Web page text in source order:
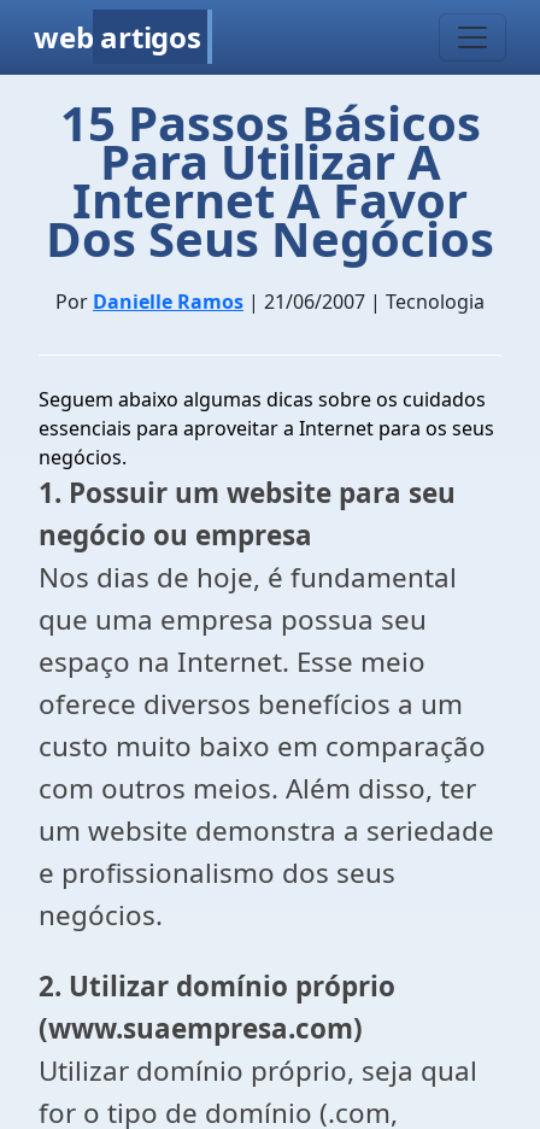
web artigos
15 Passos Básicos
Para Utilizar A
Internet A Favor
Dos Seus Negócios
Por Danielle Ramos | 21/06/2007 | Tecnologia
Seguem abaixo algumas dicas sobre os cuidados
essenciais para aproveitar a Internet para os seus
negócios.
1. Possuir um website para seu
negócio ou empresa
Nos dias de hoje, é fundamental
que uma empresa possua seu
espaço na Internet. Esse meio
oferece diversos benefícios a um
custo muito baixo em comparação
com outros meios. Além disso, ter
um website demonstra a seriedade
e profissionalismo dos seus
negócios.
2. Utilizar domínio próprio
(www.suaempresa.com)
Utilizar domínio próprio, seja qual
for o tipo de domínio (.com,